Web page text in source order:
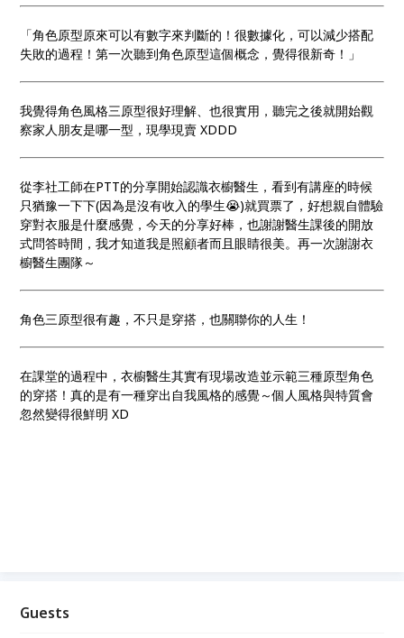
「角色原型原來可以有數字來判斷的！很數據化，可以減少搭配
失敗的過程！第一次聽到角色原型這個概念，覺得很新奇！」
我覺得角色風格三原型很好理解、也很實用，聽完之後就開始觀
察家人朋友是哪一型，現學現賣 XDDD
從李社工師在PTT的分享開始認識衣櫥醫生，看到有講座的時候
只猶豫一下下(因為是沒有收入的學生😭)就買票了，好想親自體驗
穿對衣服是什麼感覺，今天的分享好棒，也謝謝醫生課後的開放
式問答時間，我才知道我是照顧者而且眼睛很美。再一次謝謝衣
櫥醫生團隊～
角色三原型很有趣，不只是穿搭，也關聯你的人生！
在課堂的過程中，衣櫥醫生其實有現場改造並示範三種原型角色
的穿搭！真的是有一種穿出自我風格的感覺～個人風格與特質會
忽然變得很鮮明 XD
Guests